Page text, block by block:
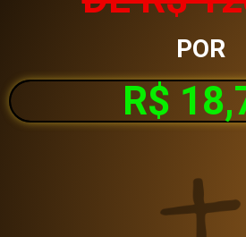
POR
R$